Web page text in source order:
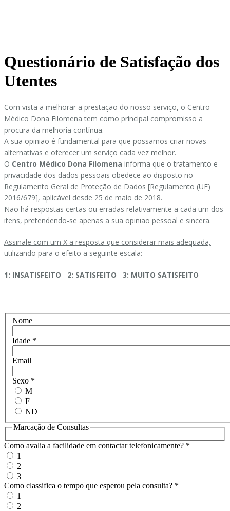
Questionário de Satisfação dos
Utentes
Com vista a melhorar a prestação do nosso serviço, o Centro
Médico Dona Filomena tem como principal compromisso a
procura da melhoria contínua.
A sua opinião é fundamental para que possamos criar novas
alternativas e oferecer um serviço cada vez melhor.
O Centro Médico Dona Filomena informa que o tratamento e
privacidade dos dados pessoais obedece ao disposto no
Regulamento Geral de Proteção de Dados [Regulamento (UE)
2016/679], aplicável desde 25 de maio de 2018.
Não há respostas certas ou erradas relativamente a cada um dos
itens, pretendendo-se apenas a sua opinião pessoal e sincera.
Assinale com um X a resposta que considerar mais adequada,
utilizando para o efeito a seguinte escala:
1: INSATISFEITO 2: SATISFEITO 3: MUITO SATISFEITO
Nome
Idade *
Email
Sexo *
M
F
ND
Marcação de Consultas
Como avalia a facilidade em contactar telefonicamente? *
1
2
3
Como classifica o tempo que esperou pela consulta? *
1
2